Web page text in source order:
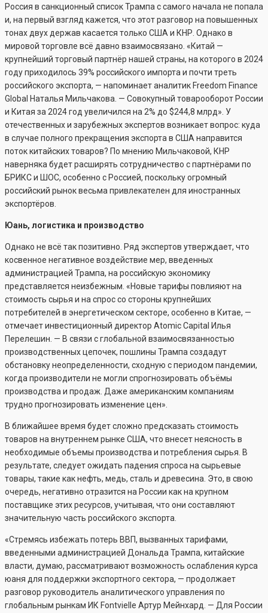
Россия в санкционный список Трампа с самого начала не попала
и, на первый взгляд кажется, что этот разговор на повышенных
тонах двух держав касается только США и КНР. Однако в
мировой торговле всё давно взаимосвязано. «Китай —
крупнейший торговый партнёр нашей страны, на которого в 2024
году приходилось 39% российского импорта и почти треть
российского экспорта, — напоминает аналитик Freedom Finance
Global Наталья Мильчакова. — Совокупный товарооборот России
и Китая за 2024 год увеличился на 2% до $244,8 млрд». У
отечественных и зарубежных экспертов возникает вопрос: куда
в случае полного прекращения экспорта в США направится
поток китайских товаров? По мнению Мильчаковой, КНР
наверняка будет расширять сотрудничество с партнёрами по
БРИКС и ШОС, особенно с Россией, поскольку огромный
российский рынок весьма привлекателен для иностранных
экспортёров.
Юань, логистика и производство
Однако не всё так позитивно. Ряд экспертов утверждает, что
косвенное негативное воздействие мер, введенных
администрацией Трампа, на российскую экономику
представляется неизбежным. «Новые тарифы повлияют на
стоимость сырья и на спрос со стороны крупнейших
потребителей в энергетическом секторе, особенно в Китае, —
отмечает инвестиционный директор Atomic Capital Илья
Перелешин. — В связи с глобальной взаимосвязанностью
производственных цепочек, пошлины Трампа создадут
обстановку неопределенности, сходную с периодом пандемии,
когда производители не могли спрогнозировать объёмы
производства и продаж. Даже американским компаниям
трудно прогнозировать изменение цен».
В ближайшее время будет сложно предсказать стоимость
товаров на внутреннем рынке США, что внесет неясность в
необходимые объемы производства и потребления сырья. В
результате, следует ожидать падения спроса на сырьевые
товары, такие как нефть, медь, сталь и древесина. Это, в свою
очередь, негативно отразится на России как на крупном
поставщике этих ресурсов, учитывая, что они составляют
значительную часть российского экспорта.
«Стремясь избежать потерь ВВП, вызванных тарифами,
введенными администрацией Дональда Трампа, китайские
власти, думаю, рассматривают возможность ослабления курса
юаня для поддержки экспортного сектора, — продолжает
разговор руководитель аналитического управления по
глобальным рынкам ИК Fontvielle Артур Мейнхард. — Для России